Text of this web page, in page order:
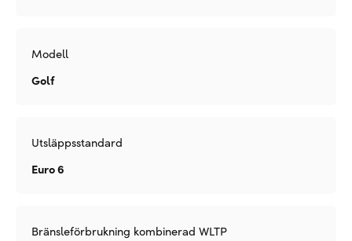
Modell
Golf
Utsläppsstandard
Euro 6
Bränsleförbrukning kombinerad WLTP